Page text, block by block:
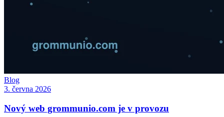
Blog
3. června 2026
Nový web grommunio.com je v provozu